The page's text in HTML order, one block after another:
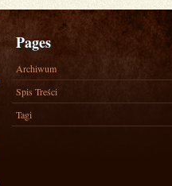
Pages
Archiwum
Spis Treści
Tagi